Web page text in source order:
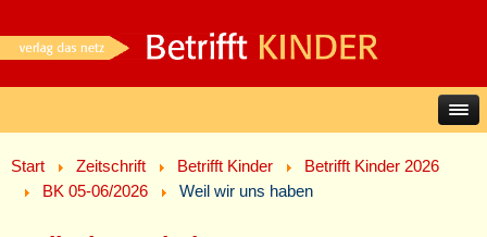
Start Zeitschrift Betrifft Kinder
Betrifft Kinder 2026
BK 05-06/2026
Weil wir uns haben